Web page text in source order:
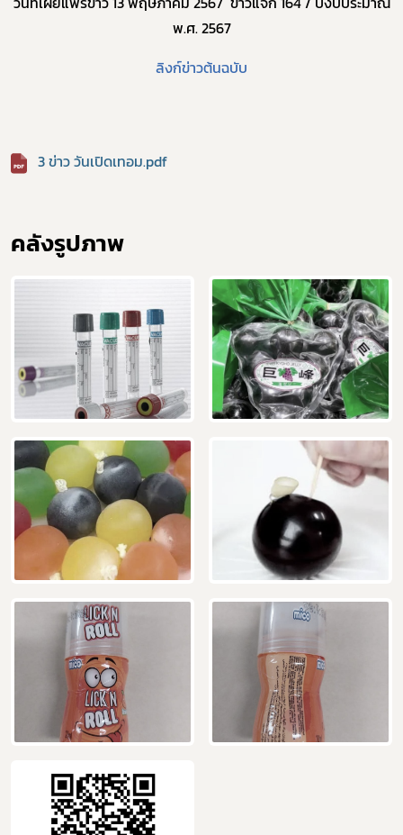
พ.ศ. 2567
ลิงก์ข่าวต้นฉบับ
3 ข่าว วันเปิดเทอม.pdf
คลังรูปภาพ
ร้องเรียนเครื่องสำอางค์